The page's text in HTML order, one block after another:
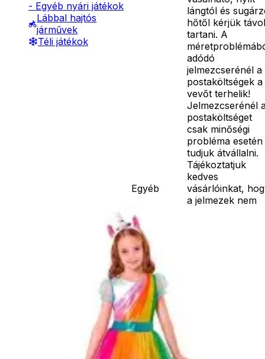
- Egyéb nyári játékok
Lábbal hajtós
járművek
Téli játékok
Egyéb
lángtól és
hőtől kérjük távol
tartani. A
adódó
jelmezcserénél a
postaköltségek a
vevőt terhelik!
Jelmezcserénél
postaköltséget
csak minőségi
probléma esetén
tudjuk átvállalni.
Tájékoztatjuk
kedves
vásárlóinkat,
a jelmezek nem